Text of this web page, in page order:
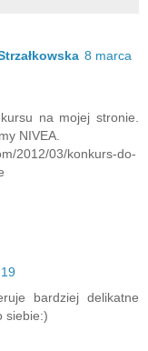
8 marca
na mojej stronie.
NIVEA.
2012/03/konkurs-do-
bardziej delikatne
siebie:)